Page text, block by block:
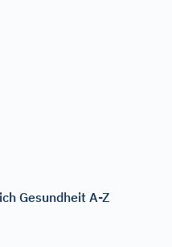
Gesundheit A-Z